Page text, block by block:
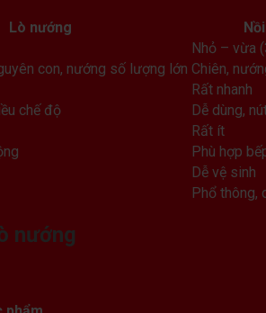
Lò nướng
Nhỏ – vừa
con, nướng số lượng lớn Chiên,
Rất nhanh
chế độ
Dễ dùng,
Rất ít
Phù hợp
Dễ vệ sinh
Phổ thông,
nướng